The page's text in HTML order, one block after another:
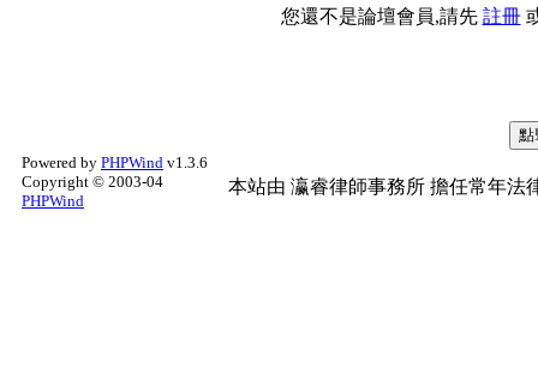
您還不是論壇會員,請先 註冊
Powered by PHPWind v1.3.6
Copyright © 2003-04
PHPWind
本站由 瀛睿律師事務所 擔任常年法